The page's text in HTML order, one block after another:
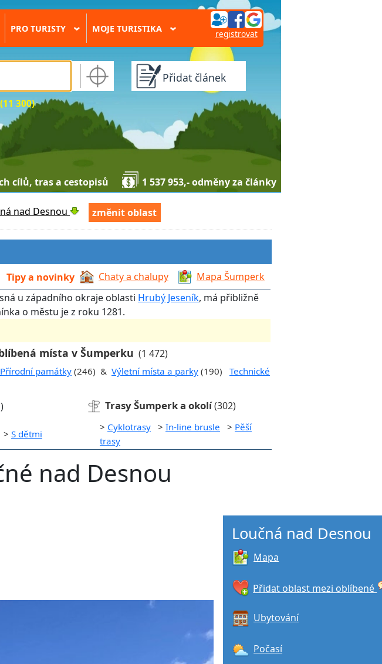
PRO TURISTY › MOJE TURISTIKA › registrovat
300)
Přidat článek
cílů, tras a cestopisů 1 537 953,- odměny za články
nad Desnou změnit oblast
Tipy a novinky Chaty a chalupy
Mapa Šumperk
u západního okraje oblasti Hrubý Jeseník, má přibližně
o městu je z roku 1281.
místa v Šumperku (1 472)
Přírodní památky (246) & Výletní místa a parky (190) Technické
Trasy Šumperk a okolí(302)
> S dětmi
> Cyklotrasy > In-line brusle > Pěší
trasy
nad Desnou
Loučná nad Desnou
Mapa
Přidat oblast mezi oblíbené
Ubytování
Počasí